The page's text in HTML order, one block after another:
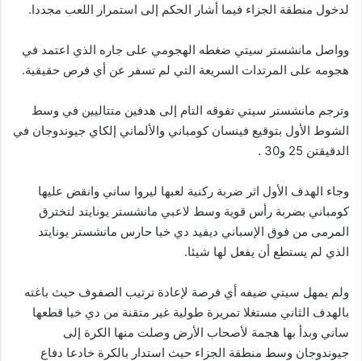
لدخول منطقة الجزاء فيما أشار الحكم إلى استمرار اللعب مجددا.
وواصل مانشستر سيتي ضغطه الهجومي على جاره الذي اعتمد في
هجومه على المرتدات السريعة التي لم تسفر عن أي فرص حقيقية.
وترجم مانشستر سيتي تفوقه التام إلى هدفين متتاليين في وسط
الشوط الأول بتوقيع فينسان كومباني والألماني إلكاي جيوندوجان في
الدقيقتن 25 و30 .
وجاء الهدف الأول اثر ضربة ركنية لعبها ليروا ساني وانقض عليها
كومباني بضربة رأس قوية وسط لاعبي مانشستر يونايتد لتخترق
المرمى من فوق الإسباني ديفيد دي خيا حارس مانشستر يونايتد
الذي لم يستطع أن يفعل لها شيئا.
ولم يمهل سيتي ضيفه أي فرصة لإعادة ترتيب الصفوف حيث باغته
بالهدف الثاني مستغلا تمريرة طولية غير متقنة من دي خيا قطعها
ساني وبدأ بها هجمة لأصحاب الأرض وصلت منها الكرة إلى
جيوندوجان وسط منطقة الجزاء حيث استدار بالكرة خادعا دفاع